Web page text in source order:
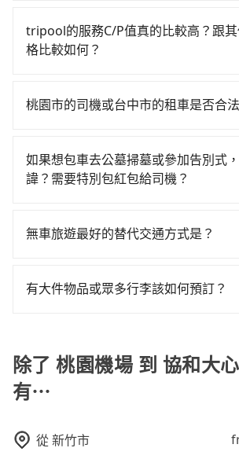
票價540元，再用10分鐘出站、等待車
車，搭上小黃後約花32分鐘、車費700
花費為910元。但如果全程使用
資，而且更會額外浪費21分鐘在轉乘
不馬上來預約tripool！如果你僅有兩位
$115~205承租小轎車，每公里再額外
機場到協和大心大樓的花費預估為
預估進去，但額外的汽車保險與可能的
數超過四位，更是沒有較大的七人座或
擇，而且無人租車最令人詬病的就是車
會遇到明明已經預約了時間但上一位用
雖然路邊隨租隨還看似方便，但實際使
灣大車隊、Uber、Line Taxi、Yoxi等
到車，也可考慮打電話至桃園機場附近
間，但如改預約tripool可省高達
tripool的服務C/P值真的比較高？跟
格比較如何？
市場上稍具規模且合法經營的業者，有
KKDAY、KLOOK、叫車吧等。tripool
單程接送與跨縣市計時包車，不論從哪
服務，是絕大多數乘客出行的最佳選擇。
桃園市的司機或台中市的租車是否合
車、私家車或野雞車在招攬生意，這
警察臨檢並趕下車，出意外後保險公司
風險。而tripool雇用的司機、使用的車
險。最好辨別叫的車是否合法，就看車
如果想包車去公墓掃墓或參加告別式
諱？需要特別包紅包給司機？
都會提供接送服務。不過，如果您有其
續爭議。此外，是否需要給司機紅包或
無車旅遊最好的替代交通方式是？
看您旅遊的目的地而定。您可以善用大
有大件物品或眾多行李該如何預訂？
看板、床墊、折疊單車、家電等，在乘
況下，可以將後座倒放來騰出置物空間
遮住司機視線、不會破壞車體、不影響
並事先透過官網的線上客服洽詢，確
除了 桃園機場 到 協和大
有⋯
從新竹市